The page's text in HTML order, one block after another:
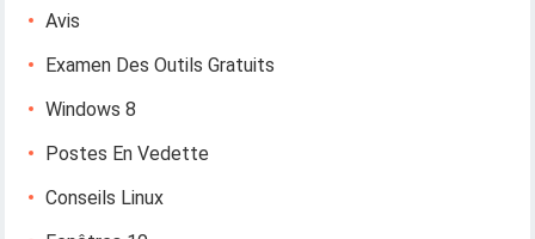
Avis
Examen Des Outils Gratuits
Windows 8
Postes En Vedette
Conseils Linux